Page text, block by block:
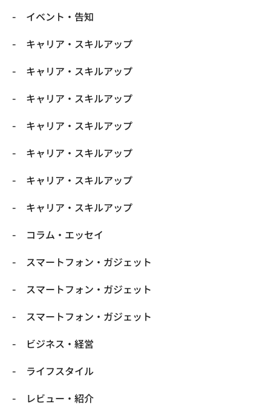
イベント・告知
キャリア・スキルアップ
キャリア・スキルアップ
キャリア・スキルアップ
キャリア・スキルアップ
キャリア・スキルアップ
キャリア・スキルアップ
キャリア・スキルアップ
コラム・エッセイ
スマートフォン・ガジェット
スマートフォン・ガジェット
スマートフォン・ガジェット
ビジネス・経営
ライフスタイル
レビュー・紹介